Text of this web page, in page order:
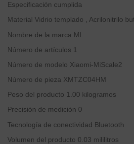
Especificación cumplida
Material Vidrio templado , Acrilonitrilo
Nombre de la marca MI
Número de artículos 1
Número de modelo Xiaomi-MiScale2
Número de pieza XMTZC04HM
Peso del producto 1.00 kilogramos
Precisión de medición 0
Tecnología de conectividad Bluetooth
Volumen del producto 0.03 mililitros